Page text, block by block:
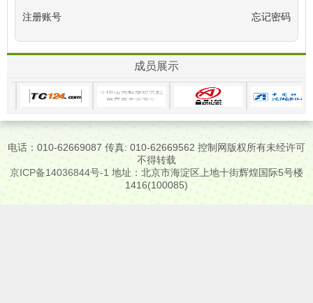
注册账号 忘记密码
成员展示
电话：010-62669087 传真: 010-62669562 控制网版权所有未经许可
不得转载
京ICP备14036844号-1 地址：北京市海淀区上地十街辉煌国际5号楼
1416(100085)